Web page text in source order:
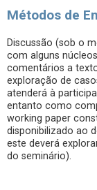
Métodos de
Discussão (sob o
com alguns
comentários a
exploração de
atenderá à
entanto como
working paper
disponibilizado ao
este deverá
do seminário).